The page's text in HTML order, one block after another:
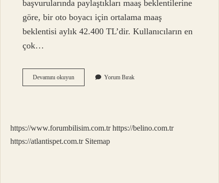
başvurularında paylaştıkları maaş beklentilerine
göre, bir oto boyacı için ortalama maaş
beklentisi aylık 42.400 TL’dir. Kullanıcıların en
çok…
Devamını okuyunBoyacı
Ayda
Yorum Bırak
https://www.forumbilisim.com.tr https://belino.com.tr
https://atlantispet.com.tr Sitemap